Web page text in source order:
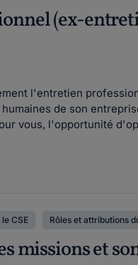
(ex-
l'entretien
de son
vous, l'opportunité
CSE Rôles et attributions
missions et